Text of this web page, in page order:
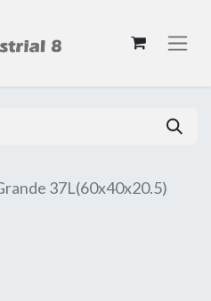
37L(60x40x20.5)